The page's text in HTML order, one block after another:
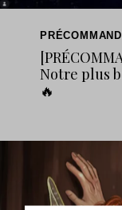
Notre plus
🔥